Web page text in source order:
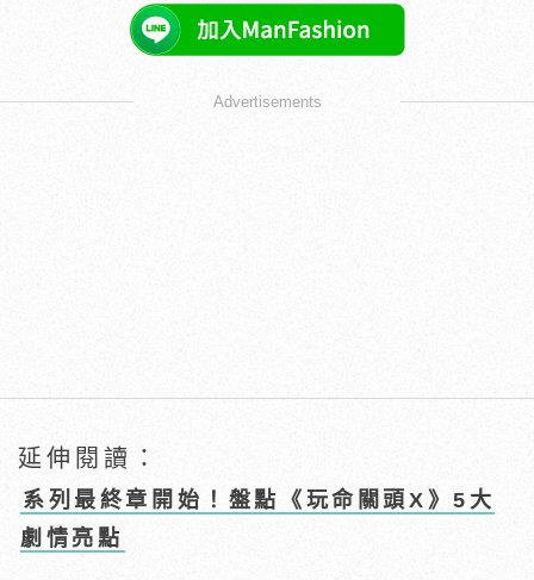
Advertisements
延伸閱讀：
系列最終章開始！盤點《玩命關頭X》5大
劇情亮點